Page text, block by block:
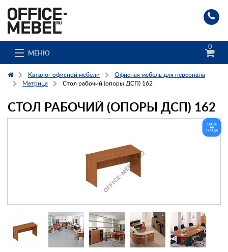
МЕНЮ
0
Каталог
Заказ каталога
Контакты
Каталог офисной мебели
Офисная мебель для персонала
Матрица
Стол рабочий (опоры ДСП) 162
СТОЛ РАБОЧИЙ (ОПОРЫ ДСП) 162